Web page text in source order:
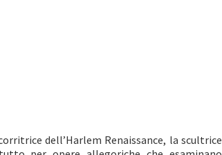
dell’Harlem Renaissance, la scultrice